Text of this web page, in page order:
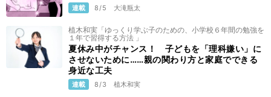
連載 8/5 大滝瓶太
植木和実「ゆっくり学ぶ子のための、小学校６年間の勉強を
１年で習得する方法 」
夏休み中がチャンス！ 子どもを「理科嫌い」に
させないために……親の関わり方と家庭でできる
身近な工夫
連載 8/3 植木和実